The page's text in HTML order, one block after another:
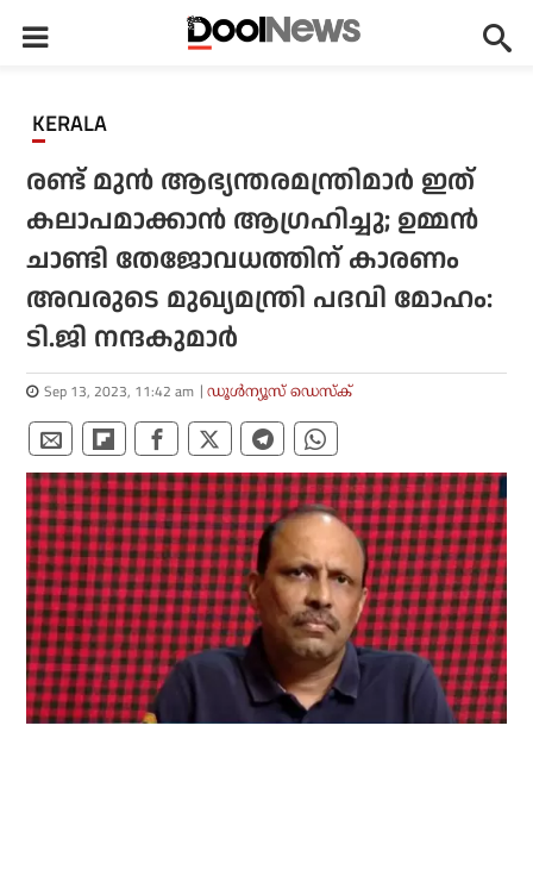
KERALA
രണ്ട് മുന്‍ ആഭ്യന്തരമന്ത്രിമാര്‍ ഇത്
കലാപമാക്കാന്‍ ആഗ്രഹിച്ചു; ഉമ്മന്‍
ചാണ്ടി തേജോവധത്തിന് കാരണം
അവരുടെ മുഖ്യമന്ത്രി പദവി മോഹം:
ടി.ജി നന്ദകുമാര്‍
Sep 13, 2023, 11:42 am ഡൂള്‍ന്യൂസ് ഡെസ്‌ക്